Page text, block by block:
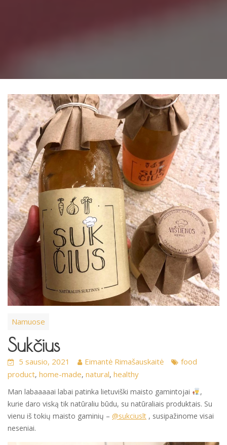
Namuose
Sukčius
5 sausio, 2021 Eimantė Rimašauskaitė
food
product, home-made, natural, healthy
Man labaaaaai labai patinka lietuviški maisto gamintojai
,
kurie daro viską tik natūraliu būdu, su natūraliais produktais. Su
vienu iš tokių maisto gaminių – @sukciuslt , susipažinome visai
neseniai.